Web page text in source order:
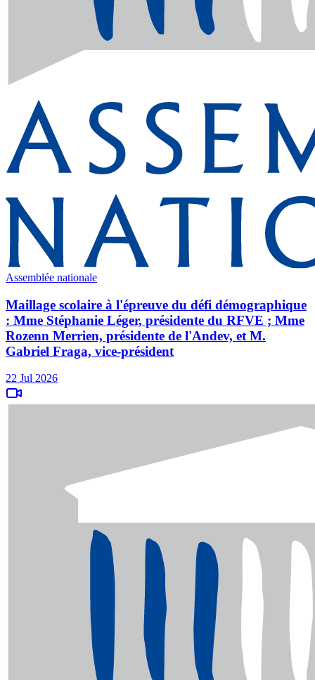
Assemblée nationale
Maillage scolaire à l'épreuve du défi démographique
: Mme Stéphanie Léger, présidente du RFVE ; Mme
Rozenn Merrien, présidente de l'Andev, et M.
Gabriel Fraga, vice-président
22 Jul 2026